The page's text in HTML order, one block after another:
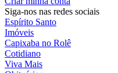
Siga-nos nas redes sociais
Espírito Santo
Imóveis
Capixaba no Rolê
Cotidiano
Viva Mais